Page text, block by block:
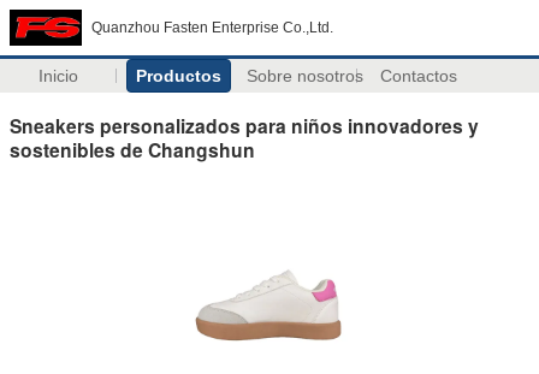
Quanzhou Fasten Enterprise Co.,Ltd.
Inicio Productos Sobre nosotros Contactos
Sneakers personalizados para niños innovadores y
sostenibles de Changshun